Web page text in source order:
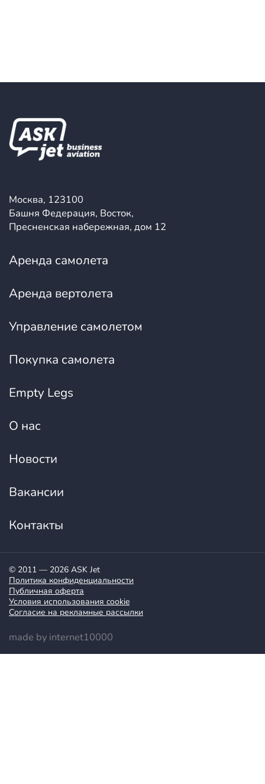
Москва, 123100
Башня Федерация, Восток,
Пресненская набережная, дом 12
Аренда самолета
Аренда вертолета
Управление самолетом
Покупка самолета
Empty Legs
О нас
Новости
Вакансии
Контакты
© 2011 — 2026 ASK Jet
Политика конфиденциальности
Публичная оферта
Условия использования cookie
Согласие на рекламные рассылки
made by internet10000